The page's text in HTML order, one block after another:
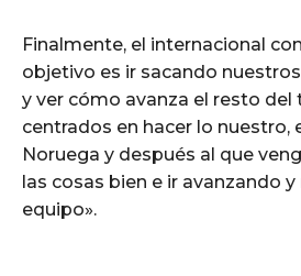
Finalmente, el internacional
objetivo es ir sacando
y ver cómo avanza el resto del
centrados en hacer lo nuestro,
Noruega y después al que
las cosas bien e ir avanzando
equipo».